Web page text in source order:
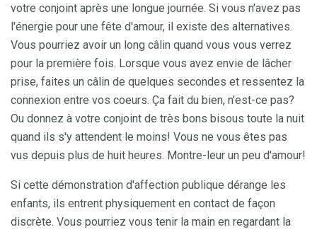
votre conjoint après une longue journée. Si vous n'avez pas
l'énergie pour une fête d'amour, il existe des alternatives.
Vous pourriez avoir un long câlin quand vous vous verrez
pour la première fois. Lorsque vous avez envie de lâcher
prise, faites un câlin de quelques secondes et ressentez la
connexion entre vos coeurs. Ça fait du bien, n'est-ce pas?
Ou donnez à votre conjoint de très bons bisous toute la nuit
quand ils s'y attendent le moins! Vous ne vous êtes pas
vus depuis plus de huit heures. Montre-leur un peu d'amour!
Si cette démonstration d'affection publique dérange les
enfants, ils entrent physiquement en contact de façon
discrète. Vous pourriez vous tenir la main en regardant la